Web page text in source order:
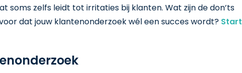
soms zelfs leidt tot irritaties bij klanten. Wat zijn de don’ts
dat jouw klantenonderzoek wél een succes wordt? Start